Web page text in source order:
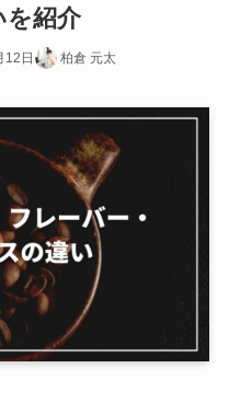
を紹介
12日 柏倉 元太